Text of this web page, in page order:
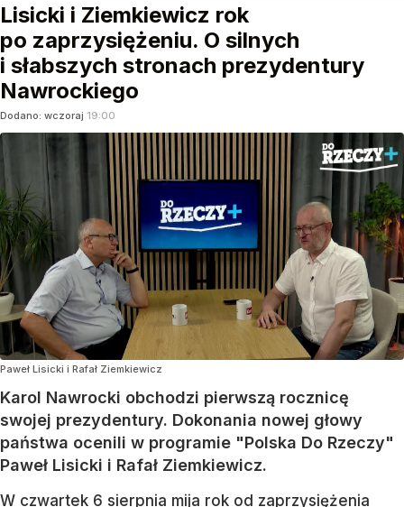
Lisicki i Ziemkiewicz rok
po zaprzysiężeniu. O silnych
i słabszych stronach prezydentury
Nawrockiego
Dodano: wczoraj 19:00
Paweł Lisicki i Rafał Ziemkiewicz
Karol Nawrocki obchodzi pierwszą rocznicę
swojej prezydentury. Dokonania nowej głowy
państwa ocenili w programie "Polska Do Rzeczy"
Paweł Lisicki i Rafał Ziemkiewicz.
W czwartek 6 sierpnia mija rok od zaprzysiężenia